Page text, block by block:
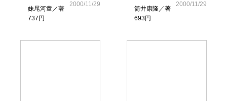
妹尾河童／著
737円
2000/11/29
筒井康隆／著
693円
2000/11/29